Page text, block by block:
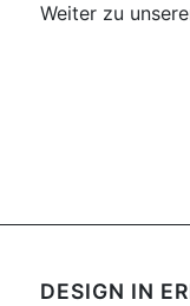
Weiter zu
DESIGN IN